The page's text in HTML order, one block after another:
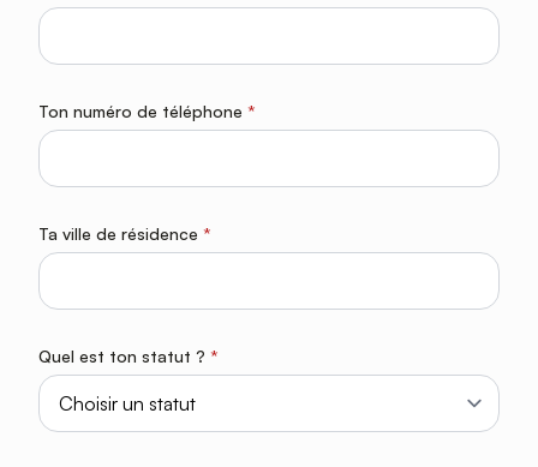
Ton numéro de téléphone *
Ta ville de résidence *
Quel est ton statut ? *